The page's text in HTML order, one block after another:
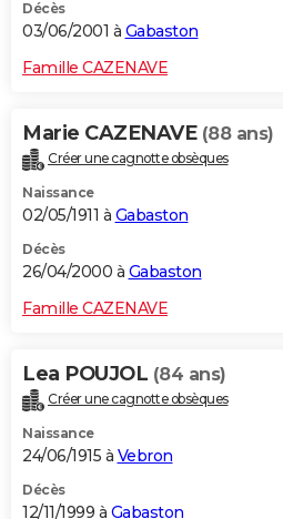
Décès
03/06/2001 à Gabaston
Famille CAZENAVE
Marie CAZENAVE (88 ans)
Créer une cagnotte obsèques
Naissance
02/05/1911 à Gabaston
Décès
26/04/2000 à Gabaston
Famille CAZENAVE
Lea POUJOL (84 ans)
Créer une cagnotte obsèques
Naissance
24/06/1915 à Vebron
Décès
12/11/1999 à Gabaston